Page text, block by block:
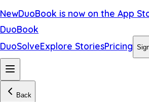
NewDuoBook is now on the App
DuoBook
DuoSolveExplore StoriesPricing
Back